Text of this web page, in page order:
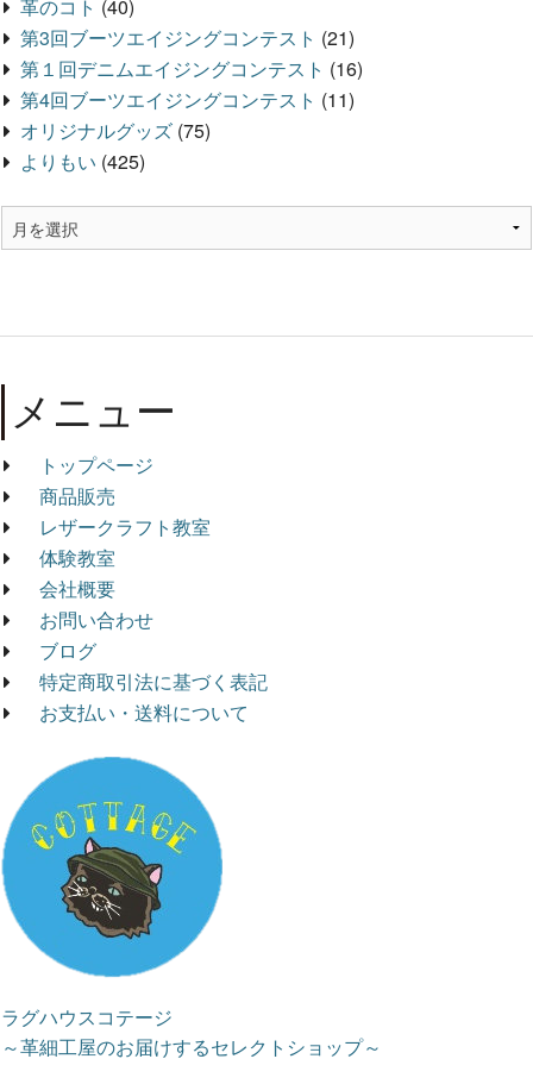
革のコト (40)
第3回ブーツエイジングコンテスト (21)
第１回デニムエイジングコンテスト (16)
第4回ブーツエイジングコンテスト (11)
オリジナルグッズ (75)
よりもい (425)
メニュー
トップページ
商品販売
レザークラフト教室
体験教室
会社概要
お問い合わせ
ブログ
特定商取引法に基づく表記
お支払い・送料について
ラグハウスコテージ
～革細工屋のお届けするセレクトショップ～